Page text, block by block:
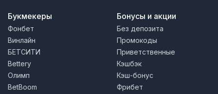
Букмекеры
Фонбет
Винлайн
БЕТСИТИ
Bettery
Олимп
BetBoom
Бонусы и акции
Без депозита
Промокоды
Приветственные
Кэшбэк
Кэш-бонус
Фрибет